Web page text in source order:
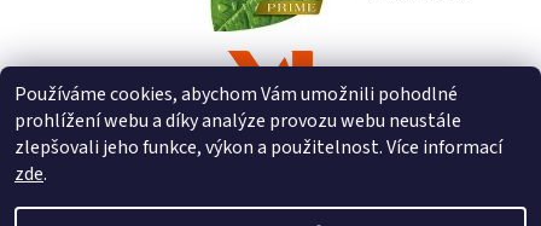
Používáme cookies, abychom Vám umožnili pohodlné
prohlížení webu a díky analýze provozu webu neustále
zlepšovali jeho funkce, výkon a použitelnost. Více informací
zde.